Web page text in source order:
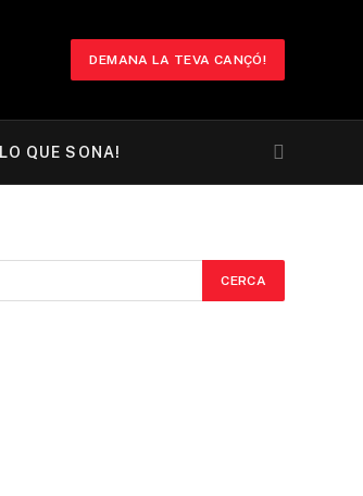
DEMANA LA TEVA CANÇÓ!
LO QUE SONA!